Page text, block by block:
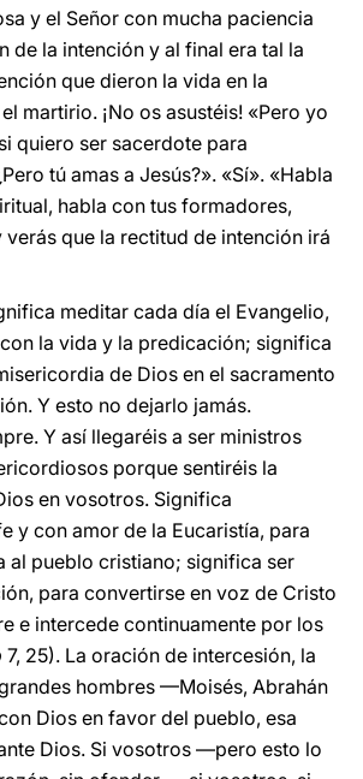
y el Señor con mucha paciencia
de la intención y al final era tal la
que dieron la vida en la
martirio. ¡No os asustéis! «Pero yo
quiero ser sacerdote para
tú amas a Jesús?». «Sí». «Habla
habla con tus formadores,
verás que la rectitud de intención irá
meditar cada día el Evangelio,
la vida y la predicación; significa
de Dios en el sacramento
Y esto no dejarlo jamás.
Y así llegaréis a ser ministros
porque sentiréis la
en vosotros. Significa
y con amor de la Eucaristía, para
al pueblo cristiano; significa ser
para convertirse en voz de Cristo
e intercede continuamente por los
7, 25). La oración de intercesión, la
hombres —Moisés, Abrahán
Dios en favor del pueblo, esa
Dios. Si vosotros —pero esto lo